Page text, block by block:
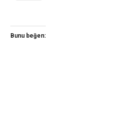
Bunu beğen: